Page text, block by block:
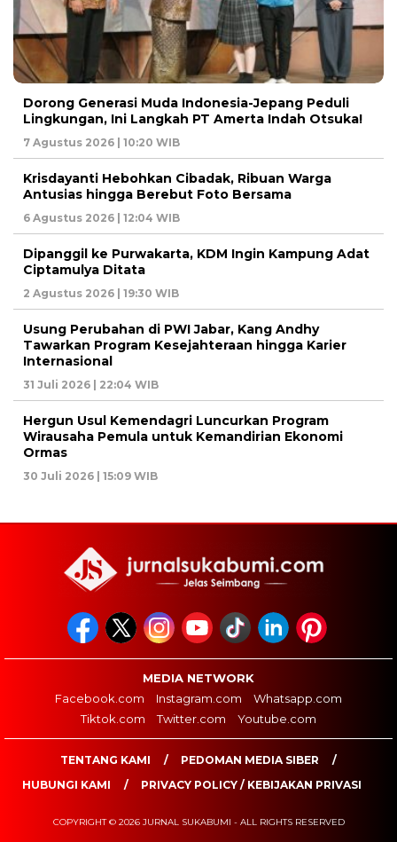
Dorong Generasi Muda Indonesia-Jepang Peduli
Lingkungan, Ini Langkah PT Amerta Indah Otsuka!
7 Agustus 2026 | 10:20 WIB
Krisdayanti Hebohkan Cibadak, Ribuan Warga
Antusias hingga Berebut Foto Bersama
6 Agustus 2026 | 12:04 WIB
Dipanggil ke Purwakarta, KDM Ingin Kampung Adat
Ciptamulya Ditata
2 Agustus 2026 | 19:30 WIB
Usung Perubahan di PWI Jabar, Kang Andhy
Tawarkan Program Kesejahteraan hingga Karier
Internasional
31 Juli 2026 | 22:04 WIB
Hergun Usul Kemendagri Luncurkan Program
Wirausaha Pemula untuk Kemandirian Ekonomi
Ormas
30 Juli 2026 | 15:09 WIB
MEDIA NETWORK
Facebook.com
Instagram.com
Whatsapp.com
Tiktok.com
Twitter.com Youtube.com
TENTANG KAMI
PEDOMAN MEDIA SIBER
HUBUNGI KAMI
PRIVACY POLICY / KEBIJAKAN PRIVASI
COPYRIGHT © 2026 JURNAL SUKABUMI - ALL RIGHTS RESERVED